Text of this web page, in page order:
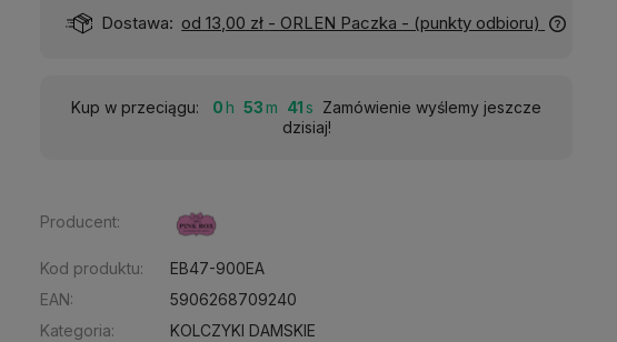
Wyślemy do Ciebie w: 24 godziny
Kup w przeciągu: 0 53 40
Zamówienie wyślemy jeszcze
dzisiaj!
Producent:
Kod produktu:
EB47-900EA
EAN:
5906268709240
Kategoria:
KOLCZYKI DAMSKIE